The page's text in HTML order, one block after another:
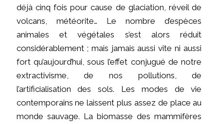
déjà cinq fois pour cause de glaciation, réveil de
volcans, météorite… Le nombre d’espèces
animales et végétales s’est alors réduit
considérablement ; mais jamais aussi vite ni aussi
fort qu’aujourd’hui, sous l’effet conjugué de notre
extractivisme, de nos pollutions, de
l’artificialisation des sols. Les modes de vie
contemporains ne laissent plus assez de place au
monde sauvage. La biomasse des mammifères